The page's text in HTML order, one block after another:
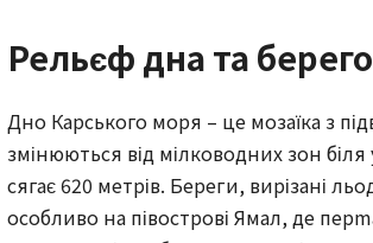
Рельєф дна та
Дно Карського моря – це мозаїка з
змінюються від мілководних зон
сягає 620 метрів. Береги, вирізані
особливо на півострові Ямал, де